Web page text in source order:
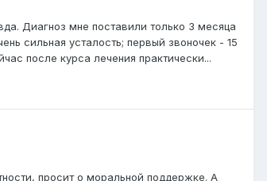
Диагноз мне поставили только 3 месяца
сильная усталость; первый звоночек - 15
после курса лечения практически...
просит о моральной поддержке. А